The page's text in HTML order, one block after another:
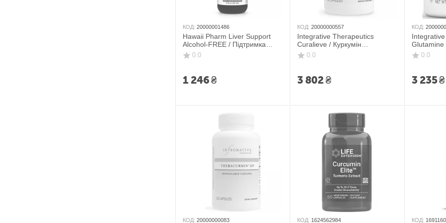
КОД: 20000001486
Hawaii Pharm Liver Support
Alcohol-FREE / Підтримка
печінки без спирту 60 мл
0.0
1 246₴
КОД: 20000000557
Integrative Therapeutics
Curalieve / Куркумін
підвищеної біодоступності 60
капсул
0.0
3 802₴
КОД:
Glutamine
Форте L-
0.0
3 235₴
КОД: 20000000083 КОД: 1624562984 КОД: